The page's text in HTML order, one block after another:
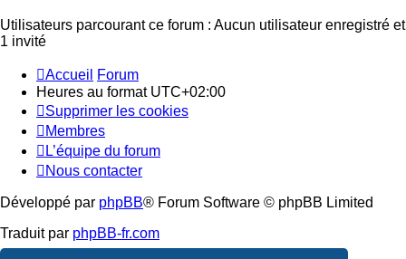
Utilisateurs parcourant ce forum : Aucun utilisateur enregistré et
1 invité
Accueil
Forum
Heures au format UTC+02:00
Supprimer les cookies
Membres
L’équipe du forum
Nous contacter
Développé par phpBB® Forum Software © phpBB Limited
Traduit par phpBB-fr.com